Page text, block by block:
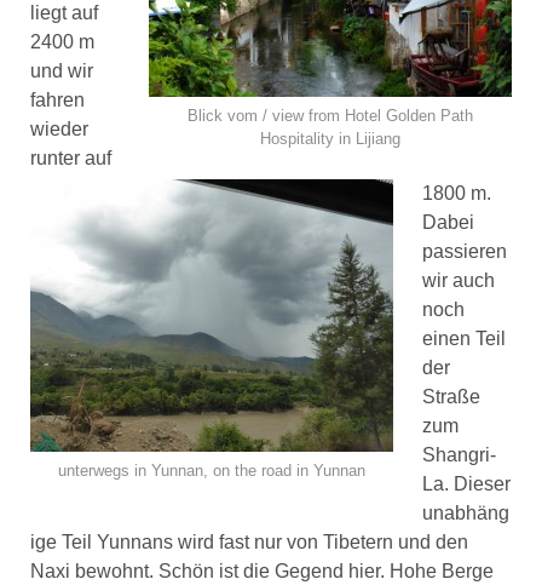
Blick vom / view from Hotel Golden Path
Hospitality in Lijiang
unterwegs in Yunnan, on the road in Yunnan
liegt auf
2400 m
und wir
fahren
wieder
runter auf
1800 m.
Dabei
passieren
wir auch
noch
einen Teil
der
Straße
zum
Shangri-
La. Dieser
unabhäng
ige Teil Yunnans wird fast nur von Tibetern und den
Naxi bewohnt. Schön ist die Gegend hier. Hohe Berge